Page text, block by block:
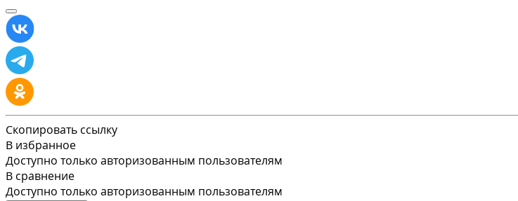
Скопировать ссылку
В избранное
Доступно только авторизованным пользователям
В сравнение
Доступно только авторизованным пользователям